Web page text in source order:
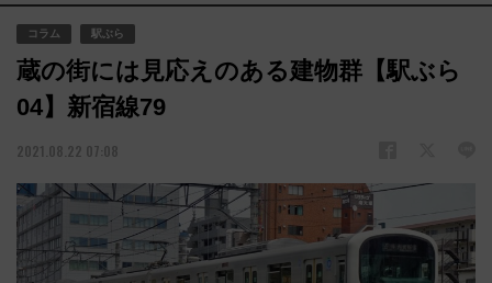
コラム 駅ぶら
蔵の街には見応えのある建物群【駅ぶら
04】新宿線79
2021.08.22 07:08